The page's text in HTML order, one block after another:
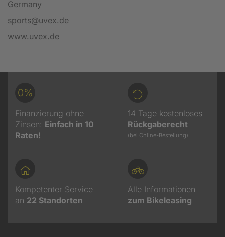
Germany
sports@uvex.de
www.uvex.de
0%
Finanzierung ohne
Zinsen: Einfach in 10
Raten!
14 Tage kostenloses
Rückgaberecht
(bei Online-Bestellung)
Kompetenter Service
an 22 Standorten
Alle Informationen
zum Bikeleasing